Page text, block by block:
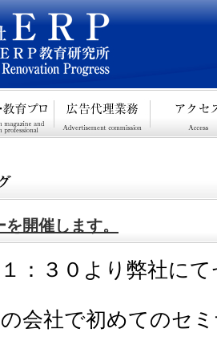
開催します。
：３０より弊社に
会社で初めてのセ